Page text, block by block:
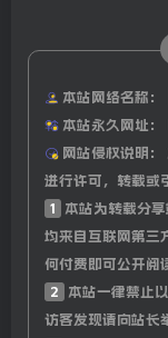
本站网络名称：
本站永久网址：
网站侵权说明：
进行许可，转载或
1
本站为转载分
均来自互联网第三
何付费即可公开阅
2
本站一律禁止
访客发现请向站长